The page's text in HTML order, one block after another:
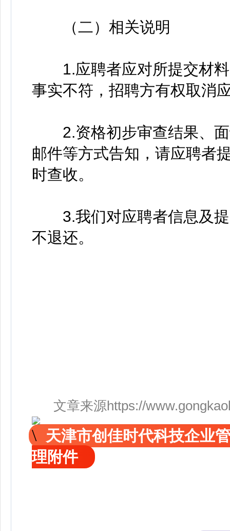
（二）相关说明
1.应聘者应对所提交材料
事实不符，招聘方有权取消
2.资格初步审查结果、面
邮件等方式告知，请应聘者
时查收。
3.我们对应聘者信息及提
不退还。
文章来源https://
天津市创佳时代科技企业
理附件